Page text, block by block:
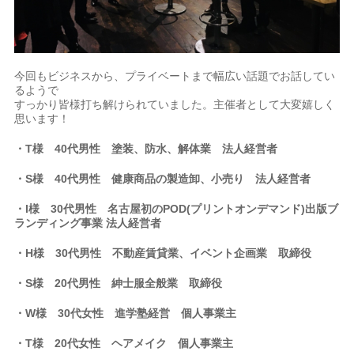
今回もビジネスから、プライベートまで幅広い話題でお話してい
るようで
すっかり皆様打ち解けられていました。主催者として大変嬉しく
思います！
・T様 40代男性 塗装、防水、解体業 法人経営者
・S様 40代男性 健康商品の製造卸、小売り 法人経営者
・I様 30代男性 名古屋初のPOD(プリントオンデマンド)出版ブ
ランディング事業 法人経営者
・H様 30代男性 不動産賃貸業、イベント企画業 取締役
・S様 20代男性紳士服全般業 取締役
・W様 30代女性 進学塾経営 個人事業主
・T様 20代女性 ヘアメイク 個人事業主